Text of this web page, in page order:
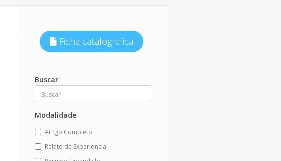
Ficha catalográfica
Buscar
Modalidade
Artigo Completo
Relato de Experiência